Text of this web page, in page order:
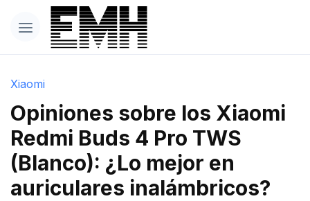
Xiaomi
Opiniones sobre los Xiaomi
Redmi Buds 4 Pro TWS
(Blanco): ¿Lo mejor en
auriculares inalámbricos?